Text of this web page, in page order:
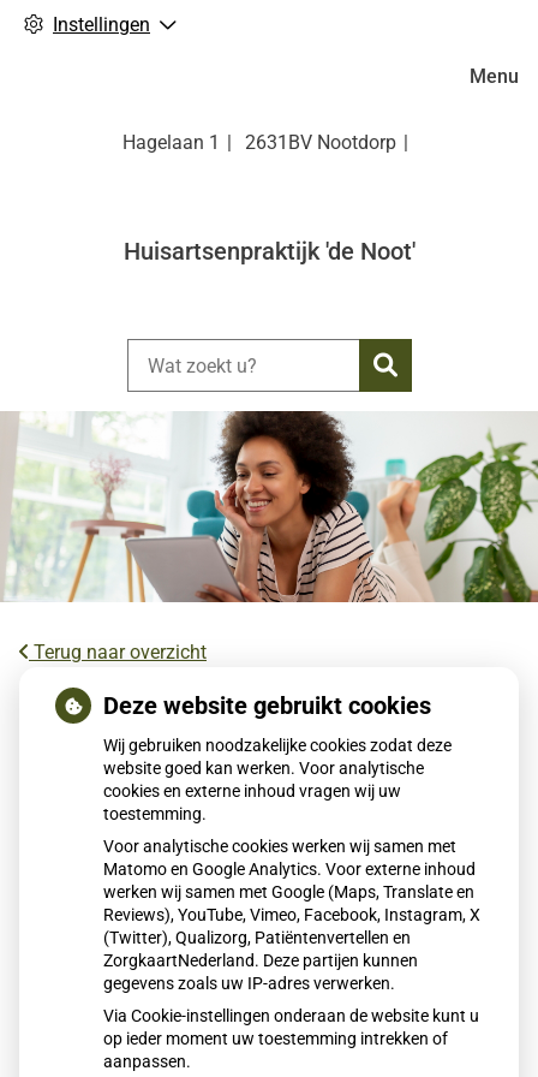
Instellingen
Hagelaan 1 2631BV Nootdorp
Huisartsenpraktijk 'de Noot'
Zoeken
Menu
Terug naar overzicht
Kookadvies drinkwater in provincie
Utrecht vanwege besmetting
Voor ongeveer 85.000 huishoudens in het oosten van de
provincie Utrecht geldt een kookadvies voor drinkwater.
Drinkwaterbedrijf Vitens heeft een besmetting met de
enterokokkenbacterie vastgesteld. Bewoners wordt
geadviseerd water eerst te koken voordat het wordt
gebruikt om te drinken of eten te bereiden.
Lees het hele artikel op: Nationale zorggids
Publicatiedatum:06-01-2026
Deze website gebruikt cookies
Wij gebruiken noodzakelijke cookies zodat deze
website goed kan werken. Voor analytische
cookies en externe inhoud vragen wij uw
toestemming.
Voor analytische cookies werken wij samen met
Matomo en Google Analytics. Voor externe inhoud
werken wij samen met Google (Maps, Translate en
Reviews), YouTube, Vimeo, Facebook, Instagram, X
(Twitter), Qualizorg, Patiëntenvertellen en
ZorgkaartNederland. Deze partijen kunnen
gegevens zoals uw IP-adres verwerken.
Via Cookie-instellingen onderaan de website kunt u
op ieder moment uw toestemming intrekken of
aanpassen.